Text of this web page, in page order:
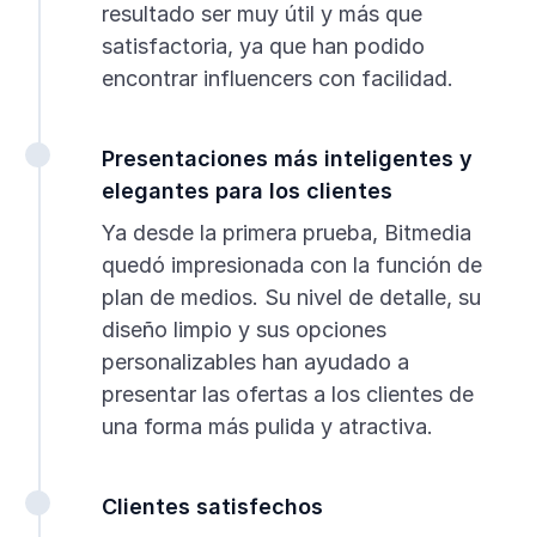
resultado ser muy útil y más que
satisfactoria, ya que han podido
encontrar influencers con facilidad.
Presentaciones más inteligentes y
elegantes para los clientes
Ya desde la primera prueba, Bitmedia
quedó impresionada con la función de
plan de medios. Su nivel de detalle, su
diseño limpio y sus opciones
personalizables han ayudado a
presentar las ofertas a los clientes de
una forma más pulida y atractiva.
Clientes satisfechos